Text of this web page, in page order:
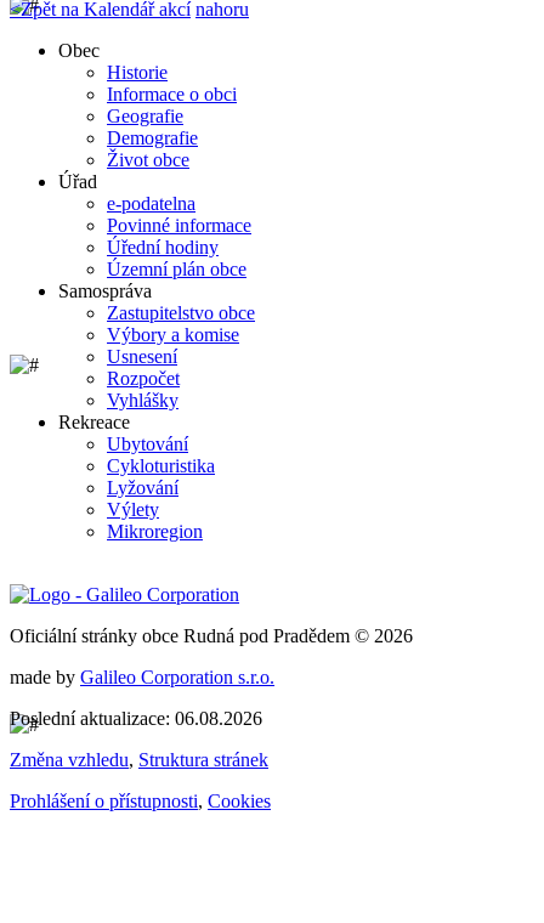
<Zpět na Kalendář akcí nahoru
Obec
Historie
Informace o obci
Geografie
Demografie
Život obce
Úřad
e-podatelna
Povinné informace
Úřední hodiny
Územní plán obce
Samospráva
Zastupitelstvo obce
Výbory a komise
Usnesení
Rozpočet
Vyhlášky
Rekreace
Ubytování
Cykloturistika
Lyžování
Výlety
Mikroregion
Oficiální stránky obce Rudná pod Pradědem © 2026
made by Galileo Corporation s.r.o.
Poslední aktualizace: 06.08.2026
Změna vzhledu, Struktura stránek
Prohlášení o přístupnosti, Cookies